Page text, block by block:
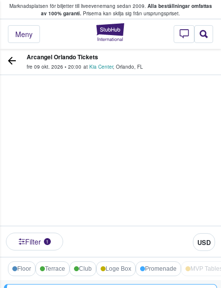
Marknadsplatsen för biljetter till liveevenemang sedan 2009. Alla beställningar omfattas
av 100% garanti. Priserna kan skilja sig från ursprungspriset.
StubHub – där
Meny
köper och säljer biljetter.
Arcangel Orlando Tickets
fre 09 okt. 2026 • 20:00 at Kia Center, Orlando, FL
Filter 1 USD
Floor Terrace Club Loge Box Promenade MVP